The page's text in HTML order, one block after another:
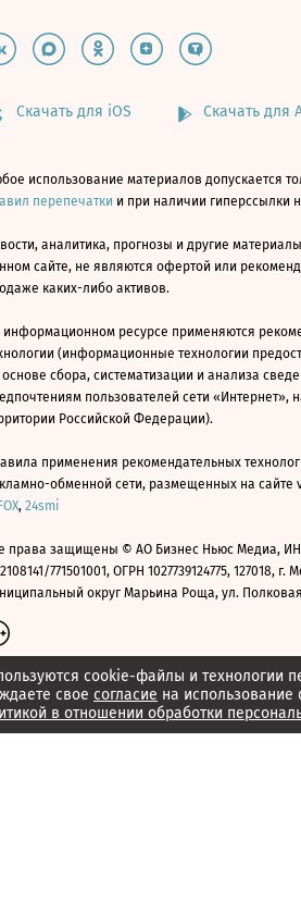
cookie-файлы и технологии
свое согласие на
в отношении обработки
Скачать для iOS Скачать для
использование материалов допускается
перепечатки и при наличии гиперссылки
аналитика, прогнозы и другие
сайте, не являются офертой или
каких-либо активов.
информационном ресурсе применяются
(информационные технологии
основе сбора, систематизации и анализа
пользователей сети «Интернет»,
Российской Федерации).
применения рекомендательных
обменной сети, размещенных на сайте
, 24smi
права защищены © АО Бизнес Ньюс Медиа,
771501001, ОГРН 1027739124775, 127018, г.
округ Марьина Роща, ул. Полковая,